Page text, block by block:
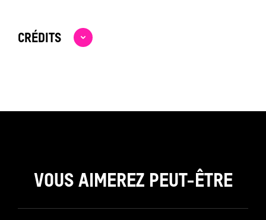
CRÉDITS
VOUS AIMEREZ PEUT-ÊTRE